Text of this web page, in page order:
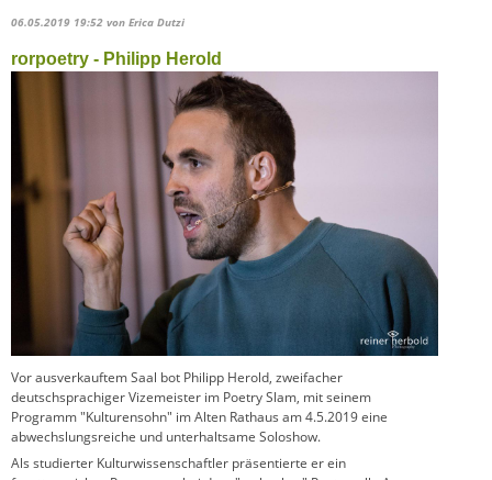
06.05.2019 19:52 von Erica Dutzi
rorpoetry - Philipp Herold
Vor ausverkauftem Saal bot Philipp Herold, zweifacher
deutschsprachiger Vizemeister im Poetry Slam, mit seinem
Programm "Kulturensohn" im Alten Rathaus am 4.5.2019 eine
abwechslungsreiche und unterhaltsame Soloshow.
Als studierter Kulturwissenschaftler präsentierte er ein